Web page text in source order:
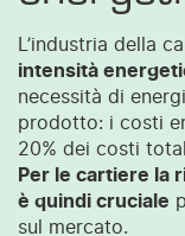
L’industria della
intensità
necessità di
prodotto: i costi
20% dei costi
Per le cartiere la
è quindi cruciale
sul mercato.